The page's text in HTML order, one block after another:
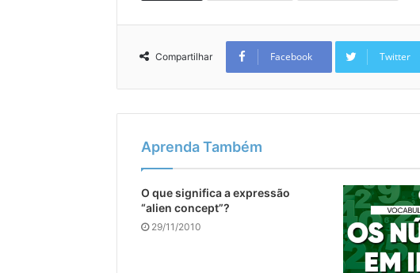
Compartilhar Facebook Twitter
Aprenda Também
O que significa a expressão
“alien concept”?
29/11/2010